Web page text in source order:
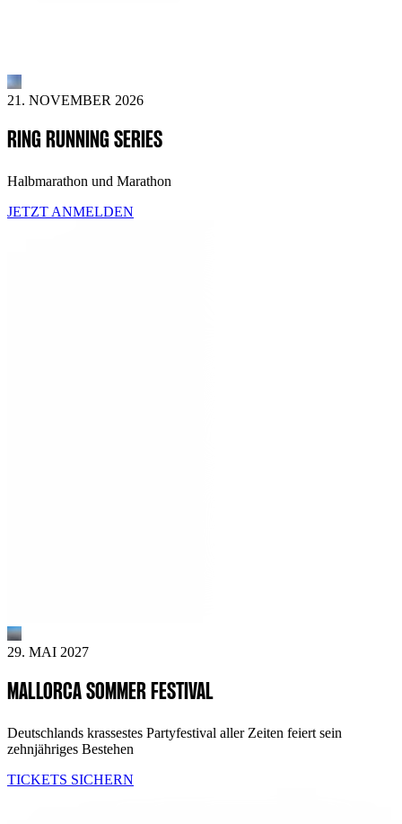
21. NOVEMBER 2026
RING RUNNING SERIES
Halbmarathon und Marathon
JETZT ANMELDEN
29. MAI 2027
MALLORCA SOMMER FESTIVAL
Deutschlands krassestes Partyfestival aller Zeiten feiert sein
zehnjähriges Bestehen
TICKETS SICHERN